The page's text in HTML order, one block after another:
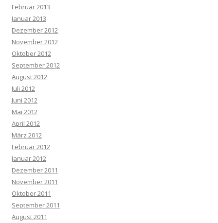
Februar 2013
Januar 2013
Dezember 2012
November 2012
Oktober 2012
September 2012
August 2012
Juli 2012
Juni 2012
Mai 2012
April 2012
März 2012
Februar 2012
Januar 2012
Dezember 2011
November 2011
Oktober 2011
September 2011
August 2011